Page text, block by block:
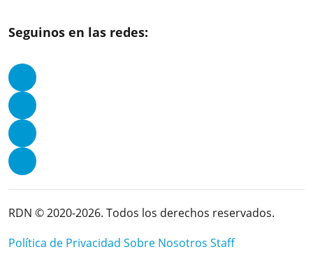
Seguinos en las redes:
RDN © 2020-2026. Todos los derechos reservados.
Política de Privacidad Sobre Nosotros Staff